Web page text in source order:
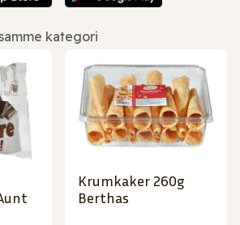
kategori
Krumkaker 260g
Berthas